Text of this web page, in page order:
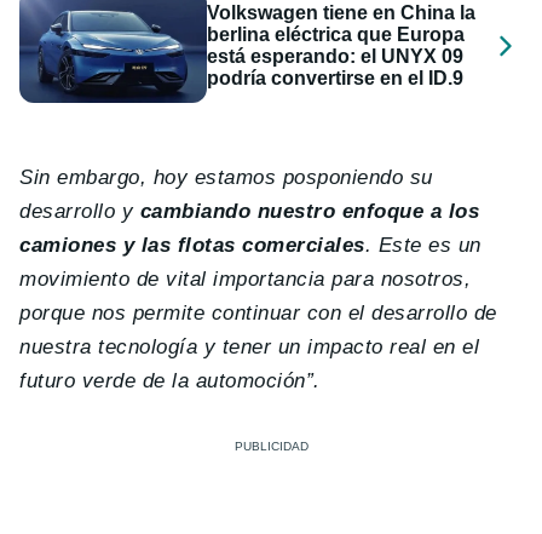
Volkswagen tiene en China la
berlina eléctrica que Europa
está esperando: el UNYX 09
podría convertirse en el ID.9
Sin embargo, hoy estamos posponiendo su
desarrollo y cambiando nuestro enfoque a los
camiones y las flotas comerciales. Este es un
movimiento de vital importancia para nosotros,
porque nos permite continuar con el desarrollo de
nuestra tecnología y tener un impacto real en el
futuro verde de la automoción”.